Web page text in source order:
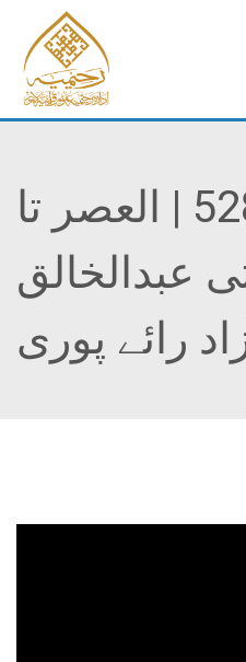
درس قرآن 528 | العصر تا
عبدالخالق
رائے پوری